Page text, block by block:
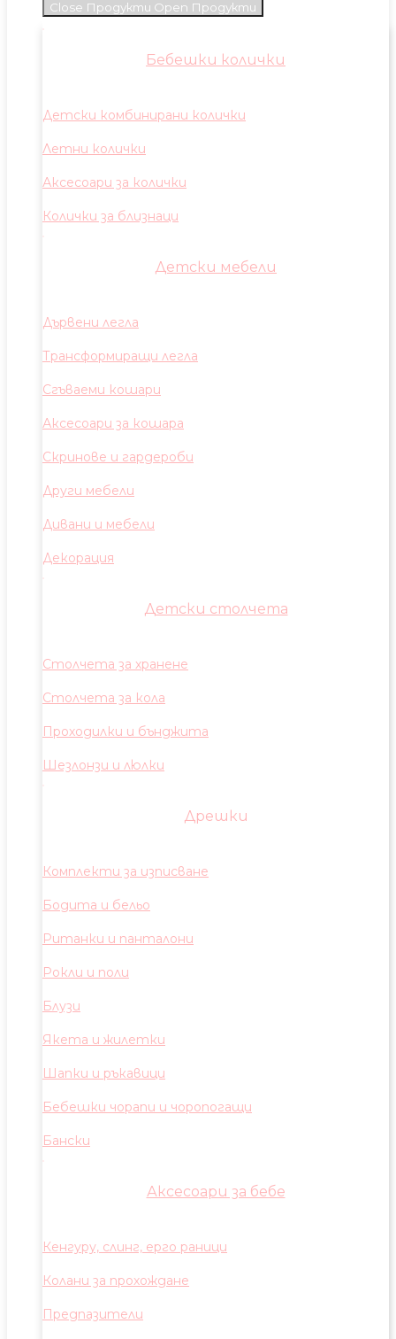
Close Продукти Open Продукти
Бебешки колички
Детски комбинирани колички
Летни колички
Аксесоари за колички
Колички за близнаци
Детски мебели
Дървени легла
Трансформиращи легла
Сгъваеми кошари
Аксесоари за кошара
Скринове и гардероби
Други мебели
Дивани и мебели
Декорация
Детски столчета
Столчета за хранене
Столчета за кола
Проходилки и бънджита
Шезлонзи и люлки
Дрешки
Комплекти за изписване
Бодита и бельо
Ританки и панталони
Рокли и поли
Блузи
Якета и жилетки
Шапки и ръкавици
Бебешки чорапи и чоропогащи
Бански
Аксесоари за бебе
Кенгуру, слинг, ерго раници
Колани за прохождане
Предпазители